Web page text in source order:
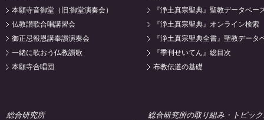
本願寺音御堂（旧:御堂演奏会）
仏教讃歌合唱講習会
御正忌報恩講奉讃演奏会
一緒に歌おう仏教讃歌
本願寺合唱団
『浄土真宗聖典』聖教データベー
『浄土真宗聖典』オンライン検索
『浄土真宗聖典全書』聖教データ
『季刊せいてん』総目次
布教伝道の基礎
総合研究所 総合研究所の取り組み・トピッ